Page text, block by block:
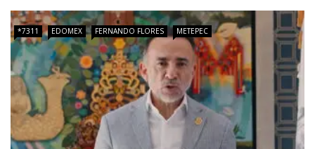
*7311 EDOMEX FERNANDO FLORES METEPEC